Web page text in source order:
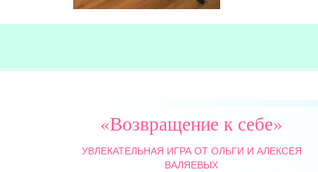
«Возвращение к себе»
УВЛЕКАТЕЛЬНАЯ ИГРАОТ ОЛЬГИ И АЛЕКСЕЯ
ВАЛЯЕВЫХ